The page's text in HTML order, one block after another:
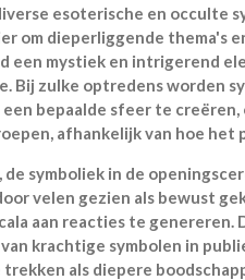
esoterische en occulte
om dieperliggende thema's
een mystiek en intrigerend
Bij zulke optredens worden
bepaalde sfeer te
afhankelijk van hoe
de symboliek in de
velen gezien als bewust
aan reacties te
krachtige symbolen in
als diepere